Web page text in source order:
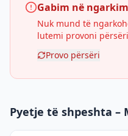
Gabim në
Nuk mund të
lutemi provoni
Provo përsëri
Pyetje të shpeshta –